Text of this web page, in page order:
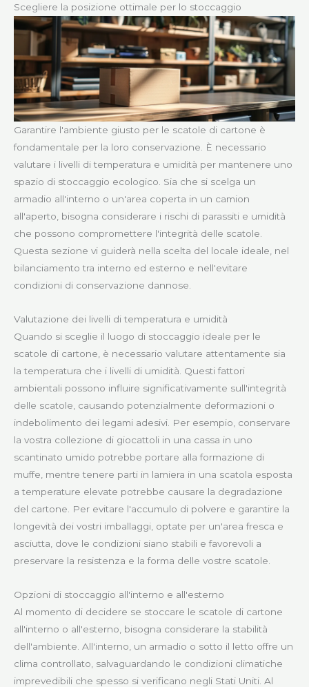
Scegliere la posizione ottimale per lo stoccaggio
Garantire l'ambiente giusto per le scatole di cartone è
fondamentale per la loro conservazione. È necessario
valutare i livelli di temperatura e umidità per mantenere uno
spazio di stoccaggio ecologico. Sia che si scelga un
armadio all'interno o un'area coperta in un camion
all'aperto, bisogna considerare i rischi di parassiti e umidità
che possono compromettere l'integrità delle scatole.
Questa sezione vi guiderà nella scelta del locale ideale, nel
bilanciamento tra interno ed esterno e nell'evitare
condizioni di conservazione dannose.
Valutazione dei livelli di temperatura e umidità
Quando si sceglie il luogo di stoccaggio ideale per le
scatole di cartone, è necessario valutare attentamente sia
la temperatura che i livelli di umidità. Questi fattori
ambientali possono influire significativamente sull'integrità
delle scatole, causando potenzialmente deformazioni o
indebolimento dei legami adesivi. Per esempio, conservare
la vostra collezione di giocattoli in una cassa in uno
scantinato umido potrebbe portare alla formazione di
muffe, mentre tenere parti in lamiera in una scatola esposta
a temperature elevate potrebbe causare la degradazione
del cartone. Per evitare l'accumulo di polvere e garantire la
longevità dei vostri imballaggi, optate per un'area fresca e
asciutta, dove le condizioni siano stabili e favorevoli a
preservare la resistenza e la forma delle vostre scatole.
Opzioni di stoccaggio all'interno e all'esterno
Al momento di decidere se stoccare le scatole di cartone
all'interno o all'esterno, bisogna considerare la stabilità
dell'ambiente. All'interno, un armadio o sotto il letto offre un
clima controllato, salvaguardando le condizioni climatiche
imprevedibili che spesso si verificano negli Stati Uniti. Al